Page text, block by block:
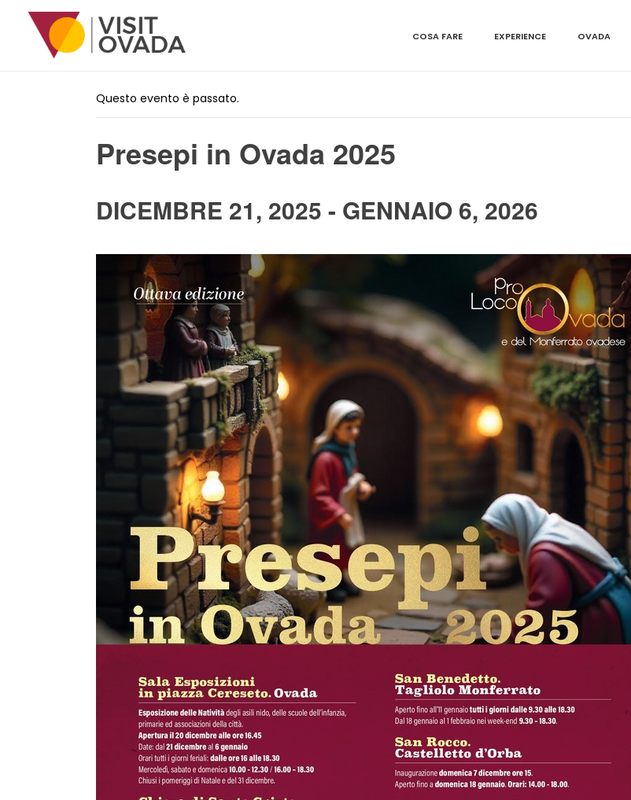
COSA FARE EXPERIENCE OVADA
« Tutti gli Eventi
Questo evento è passato.
Presepi in Ovada 2025
DICEMBRE 21, 2025 - GENNAIO 6, 2026